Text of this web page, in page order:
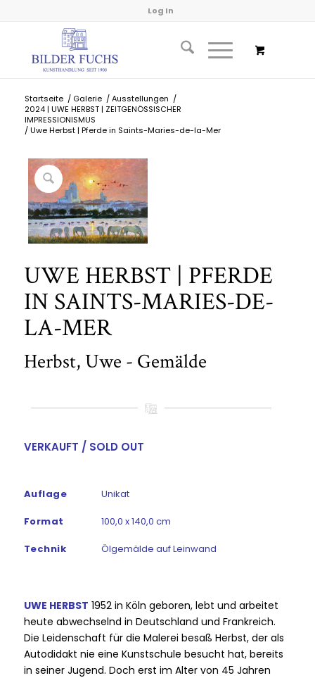
Log In
Startseite / Galerie / Ausstellungen /
2024 | UWE HERBST | ZEITGENÖSSISCHER
IMPRESSIONISMUS
/ Uwe Herbst | Pferde in Saints-Maries-de-la-Mer
UWE HERBST | PFERDE
IN SAINTS-MARIES-DE-
LA-MER
Herbst, Uwe - Gemälde
VERKAUFT / SOLD OUT
Auflage Unikat
Format 100,0 x 140,0 cm
Technik Ölgemälde auf Leinwand
UWE HERBST 1952 in Köln geboren, lebt und arbeitet
heute abwechselnd in Deutschland und Frankreich.
Die Leidenschaft für die Malerei besaß Herbst, der als
Autodidakt nie eine Kunstschule besucht hat, bereits
in seiner Jugend. Doch erst im Alter von 45 Jahren